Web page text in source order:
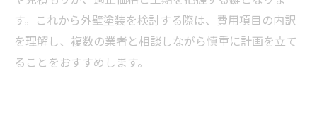
す。これから外壁塗装を検討する際は、費用項目の内訳
を理解し、複数の業者と相談しながら慎重に計画を立て
ることをおすすめします。